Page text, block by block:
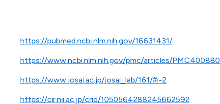
https://pubmed.ncbi.nlm.nih.gov/16631431/
https://www.ncbi.nlm.nih.gov/pmc/articles/
https://www.josai.ac.jp/josai_lab/161/#i-2
https://cir.nii.ac.jp/crid/1050564288245662592